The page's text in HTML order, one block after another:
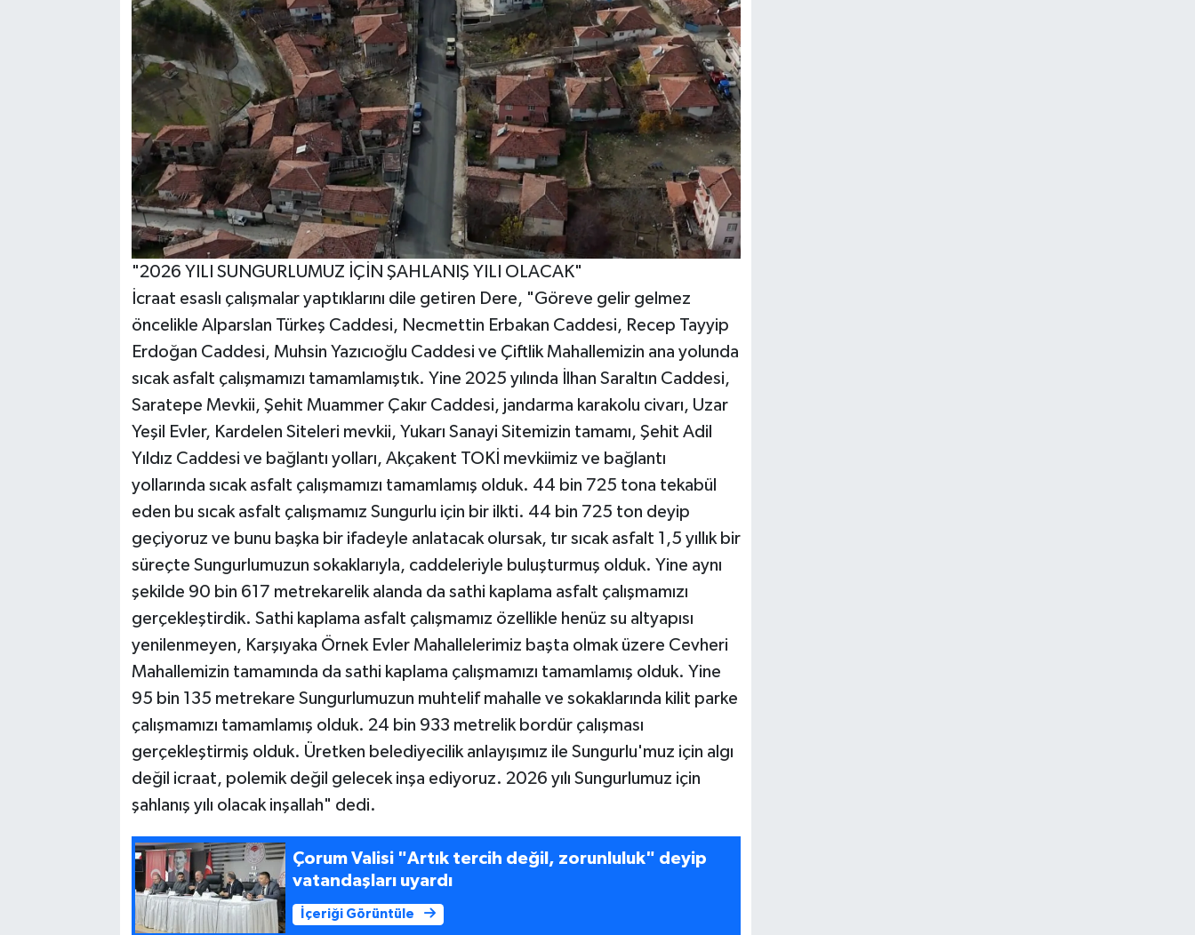
"2026 YILI SUNGURLUMUZ İÇİN ŞAHLANIŞ YILI OLACAK"
İcraat esaslı çalışmalar yaptıklarını dile getiren Dere, "Göreve gelir gelmez
öncelikle Alparslan Türkeş Caddesi, Necmettin Erbakan Caddesi, Recep Tayyip
Erdoğan Caddesi, Muhsin Yazıcıoğlu Caddesi ve Çiftlik Mahallemizin ana yolunda
sıcak asfalt çalışmamızı tamamlamıştık. Yine 2025 yılında İlhan Saraltın Caddesi,
Saratepe Mevkii, Şehit Muammer Çakır Caddesi, jandarma karakolu civarı, Uzar
Yeşil Evler, Kardelen Siteleri mevkii, Yukarı Sanayi Sitemizin tamamı, Şehit Adil
Yıldız Caddesi ve bağlantı yolları, Akçakent TOKİ mevkiimiz ve bağlantı
yollarında sıcak asfalt çalışmamızı tamamlamış olduk. 44 bin 725 tona tekabül
eden bu sıcak asfalt çalışmamız Sungurlu için bir ilkti. 44 bin 725 ton deyip
geçiyoruz ve bunu başka bir ifadeyle anlatacak olursak, tır sıcak asfalt 1,5 yıllık bir
süreçte Sungurlumuzun sokaklarıyla, caddeleriyle buluşturmuş olduk. Yine aynı
şekilde 90 bin 617 metrekarelik alanda da sathi kaplama asfalt çalışmamızı
gerçekleştirdik. Sathi kaplama asfalt çalışmamız özellikle henüz su altyapısı
yenilenmeyen, Karşıyaka Örnek Evler Mahallelerimiz başta olmak üzere Cevheri
Mahallemizin tamamında da sathi kaplama çalışmamızı tamamlamış olduk. Yine
95 bin 135 metrekare Sungurlumuzun muhtelif mahalle ve sokaklarında kilit parke
çalışmamızı tamamlamış olduk. 24 bin 933 metrelik bordür çalışması
gerçekleştirmiş olduk. Üretken belediyecilik anlayışımız ile Sungurlu'muz için algı
değil icraat, polemik değil gelecek inşa ediyoruz. 2026 yılı Sungurlumuz için
şahlanış yılı olacak inşallah" dedi.
Çorum Valisi "Artık tercih değil, zorunluluk" deyip
vatandaşları uyardı
İçeriği Görüntüle